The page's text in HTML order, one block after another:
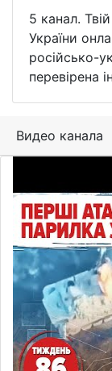
5 канал.
України
російсько-
перевірена
Видео канала